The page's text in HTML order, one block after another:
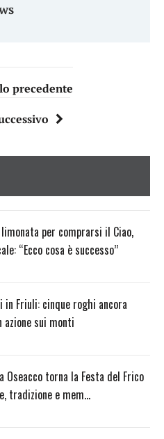
precedente
per comprarsi il Ciao,
“Ecco cosa è successo”
in Friuli: cinque roghi ancora
sui monti
Oseacco torna la Festa del Frico
tradizione e mem…